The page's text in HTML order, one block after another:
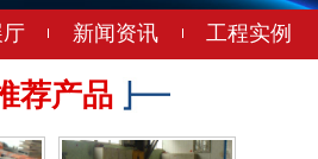
新闻资讯 工程实例
荐产品
网架钢铰支座